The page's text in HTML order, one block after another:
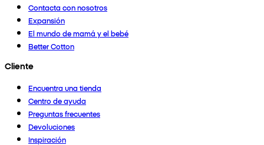
Contacta con nosotros
Expansión
El mundo de mamá y el bebé
Better Cotton
Cliente
Encuentra una tienda
Centro de ayuda
Preguntas frecuentes
Devoluciones
Inspiración